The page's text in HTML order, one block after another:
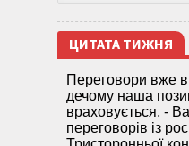
ЦИТАТА ТИЖНЯ
Переговори вже
дечому наша
враховується, -
переговорів із